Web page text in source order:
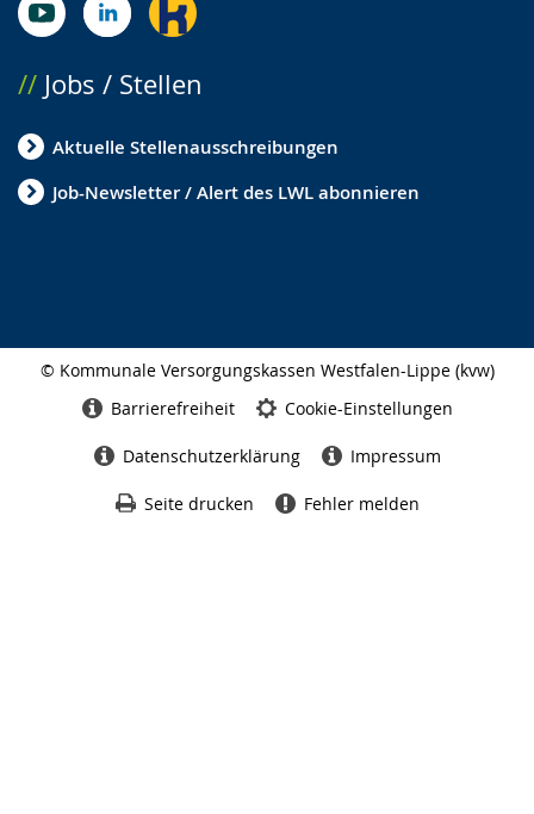
Jobs / Stellen
Aktuelle Stellenausschreibungen
Job-Newsletter / Alert des LWL abonnieren
© Kommunale Versorgungskassen Westfalen-Lippe (kvw)
Barrierefreiheit Cookie-Einstellungen
Datenschutzerklärung Impressum
Seite drucken Fehler melden